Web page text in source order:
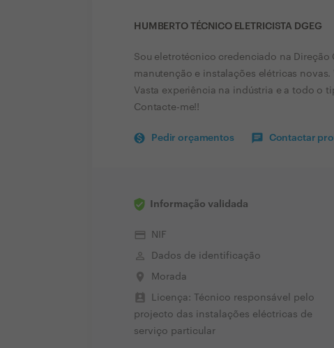
HUMBERTO TÉCNICO ELETRICISTA DGEG
Sou eletrotécnico credenciado na Direção
manutenção e instalações elétricas
Vasta experiência na indústria e a todo o
Contacte-me!!
Pedir orçamentos Contactar
Informação validada
credit_card NIF
perm_identity Dados de identificação
place Morada
perm_contact_calendar
Licença: Técnico responsável pelo
projecto das instalações eléctricas de
serviço particular